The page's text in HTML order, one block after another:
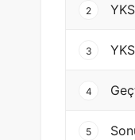
2
3
4
5